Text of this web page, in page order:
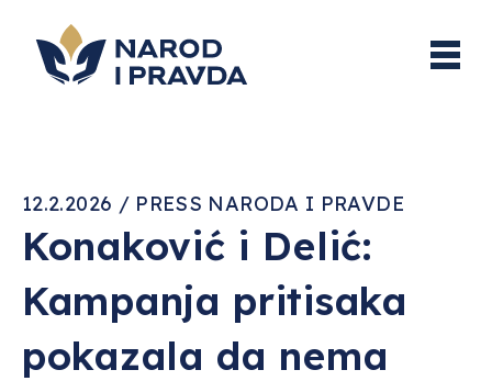
12.2.2026 / PRESS NARODA I PRAVDE
Konaković i Delić:
Kampanja pritisaka
pokazala da nema